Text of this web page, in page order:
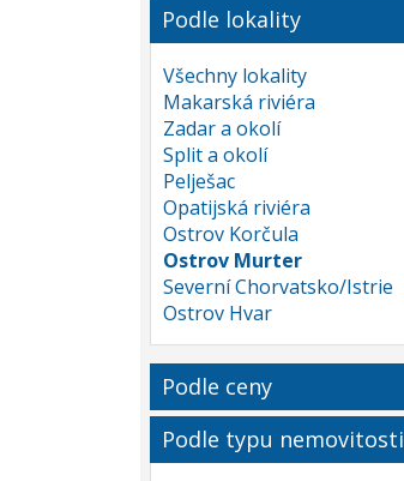
Podle lokality
Všechny lokality
Makarská riviéra
Zadar a okolí
Split a okolí
Pelješac
Opatijská riviéra
Ostrov Korčula
Ostrov Murter
Severní Chorvatsko/Istrie
Ostrov Hvar
Podle ceny
Podle typu nemovitosti